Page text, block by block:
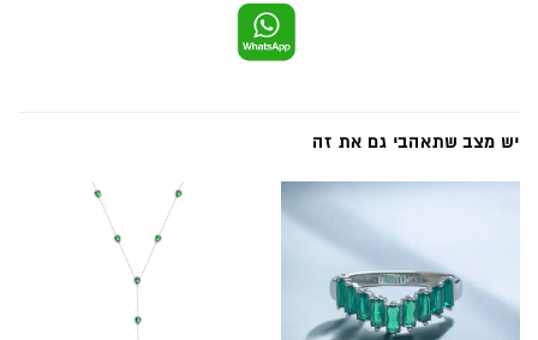
יש מצב שתאהבי גם את זה